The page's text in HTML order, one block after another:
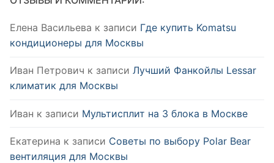
Елена Васильева к записи Где купить Komatsu
кондиционеры для Москвы
Иван Петрович к записи Лучший Фанкойлы Lessar
климатик для Москвы
Иван к записи Мультисплит на 3 блока в Москве
Екатерина к записи Советы по выбору Polar Bear
вентиляция для Москвы